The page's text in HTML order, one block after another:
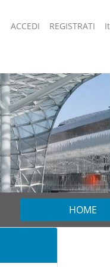
ACCEDI REGISTRATI
HOME